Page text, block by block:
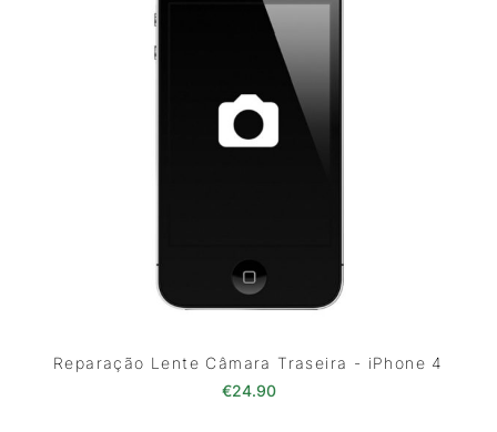
Reparação Lente Câmara Traseira - iPhone 4
€24.90